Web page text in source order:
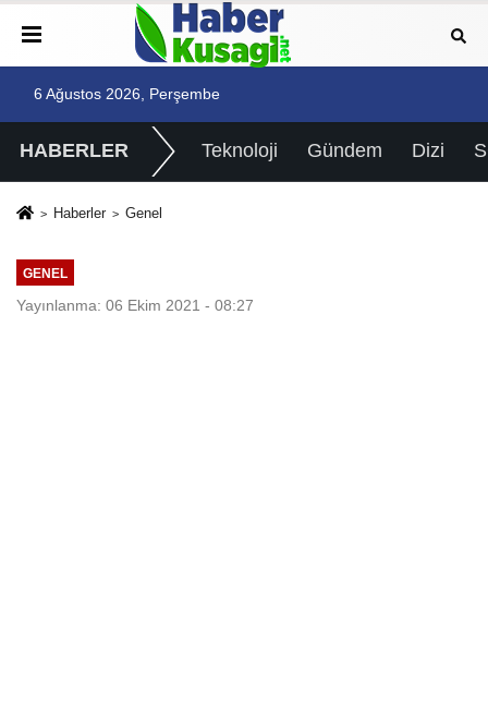
6 Ağustos 2026, Perşembe
HABERLER Teknoloji Gündem Dizi
Haberler Genel
GENEL
Yayınlanma: 06 Ekim 2021 - 08:27